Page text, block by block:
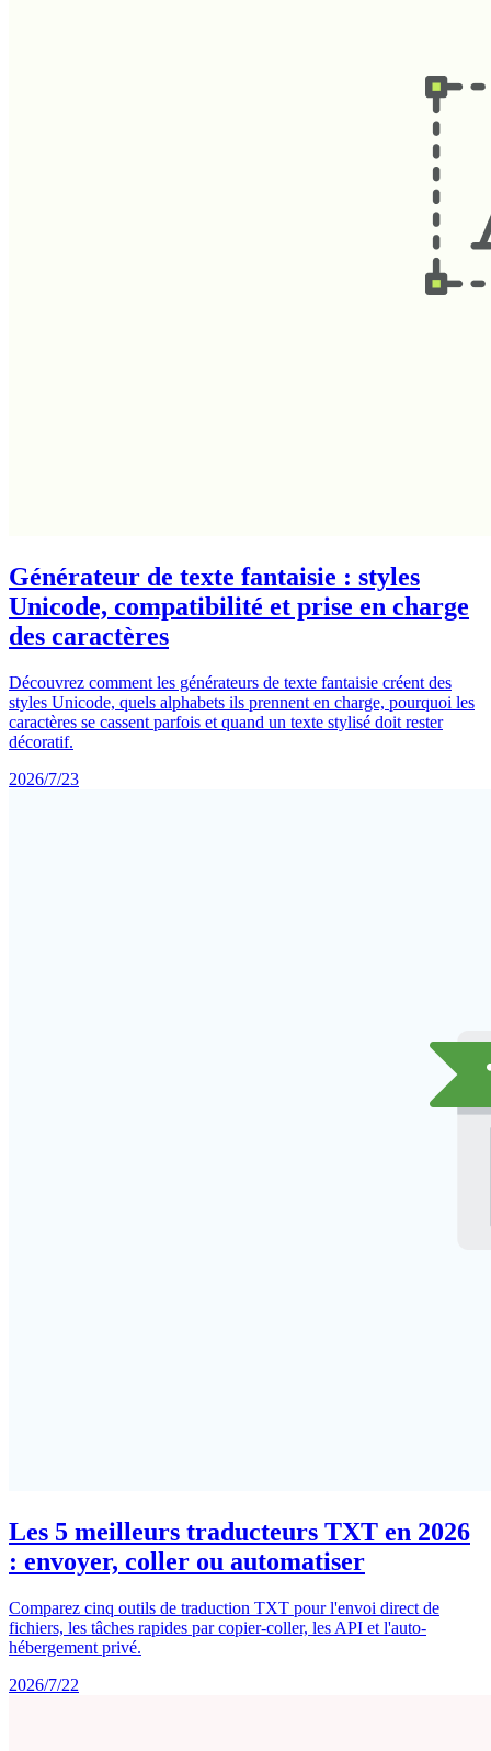
Générateur de texte fantaisie : styles
Unicode, compatibilité et prise en charge
des caractères
Découvrez comment les générateurs de texte fantaisie créent des
styles Unicode, quels alphabets ils prennent en charge, pourquoi les
caractères se cassent parfois et quand un texte stylisé doit rester
décoratif.
2026/7/23
Les 5 meilleurs traducteurs TXT en 2026
: envoyer, coller ou automatiser
Comparez cinq outils de traduction TXT pour l'envoi direct de
fichiers, les tâches rapides par copier-coller, les API et l'auto-
hébergement privé.
2026/7/22